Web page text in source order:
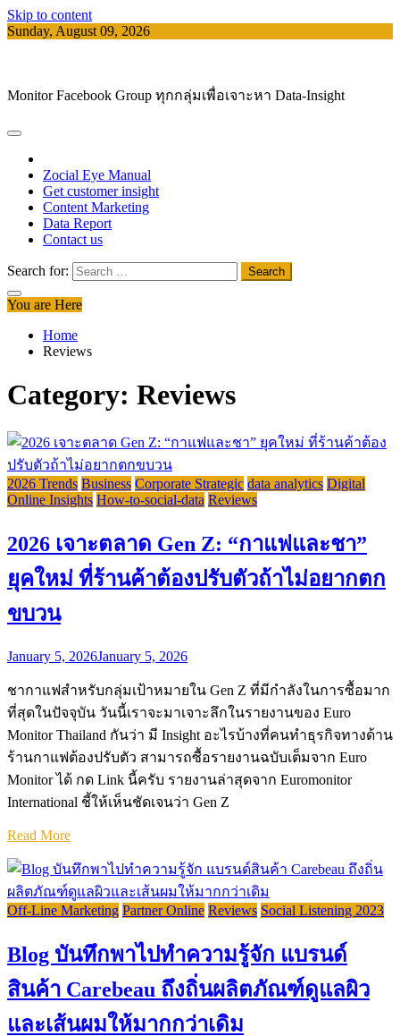
Skip to content
Sunday, August 09, 2026
Monitor Facebook Group ทุกกลุ่มเพื่อเจาะหา Data-Insight
Zocial Eye Manual
Get customer insight
Content Marketing
Data Report
Contact us
Search for:
You are Here
Home
Reviews
Category: Reviews
2026 Trends Business Corporate Strategic data analytics Digital
Online Insights How-to-social-data Reviews
2026 เจาะตลาด Gen Z: “กาแฟและชา”
ยุคใหม่ ที่ร้านค้าต้องปรับตัวถ้าไม่อยากตก
ขบวน
January 5, 2026January 5, 2026
ชากาแฟสำหรับกลุ่มเป้าหมายใน Gen Z ที่มีกำลังในการซื้อมาก
ที่สุดในปัจจุบัน วันนี้เราจะมาเจาะลึกในรายงานของ Euro
Monitor Thailand กันว่า มี Insight อะไรบ้างที่คนทำธุรกิจทางด้าน
ร้านกาแฟต้องปรับตัว สามารถซื้อรายงานฉบับเต็มจาก Euro
Monitor ได้ กด Link นี้ครับ รายงานล่าสุดจาก Euromonitor
International ชี้ให้เห็นชัดเจนว่า Gen Z
Read More
Off-Line Marketing Partner Online Reviews Social Listening 2023
Blog บันทึกพาไปทำความรู้จัก แบรนด์
สินค้า Carebeau ถึงถิ่นผลิตภัณฑ์ดูแลผิว
และเส้นผมให้มากกว่าเดิม